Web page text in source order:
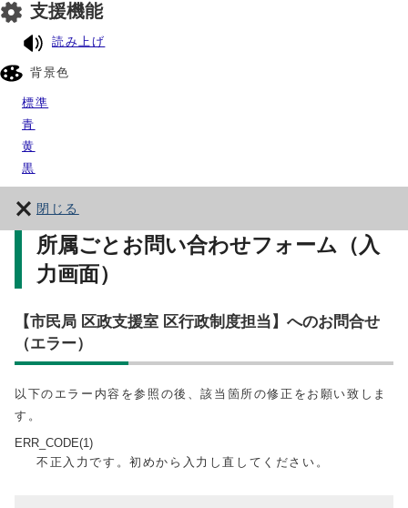
支援機能
読み上げ
背景色
標準
青
黄
黒
閉じる
所属ごとお問い合わせフォーム（入
力画面）
【市民局 区政支援室 区行政制度担当】へのお問合せ
（エラー）
以下のエラー内容を参照の後、該当箇所の修正をお願い致しま
す。
ERR_CODE(1)
不正入力です。初めから入力し直してください。